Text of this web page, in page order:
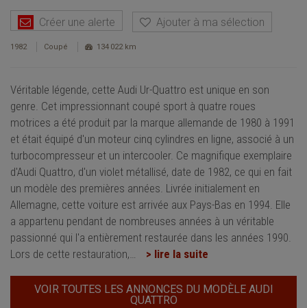
Créer une alerte Ajouter à ma sélection
1982 Coupé 134 022 km
Véritable légende, cette Audi Ur-Quattro est unique en son
genre. Cet impressionnant coupé sport à quatre roues
motrices a été produit par la marque allemande de 1980 à 1991
et était équipé d'un moteur cinq cylindres en ligne, associé à un
turbocompresseur et un intercooler. Ce magnifique exemplaire
d'Audi Quattro, d'un violet métallisé, date de 1982, ce qui en fait
un modèle des premières années. Livrée initialement en
Allemagne, cette voiture est arrivée aux Pays-Bas en 1994. Elle
a appartenu pendant de nombreuses années à un véritable
passionné qui l'a entièrement restaurée dans les années 1990.
Lors de cette restauration,… > lire la suite
VOIR TOUTES LES ANNONCES DU MODÈLE AUDI
QUATTRO